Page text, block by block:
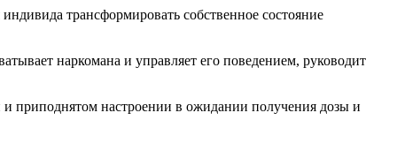
трансформировать собственное состояние
наркомана и управляет его поведением, руководит
приподнятом настроении в ожидании получения дозы и